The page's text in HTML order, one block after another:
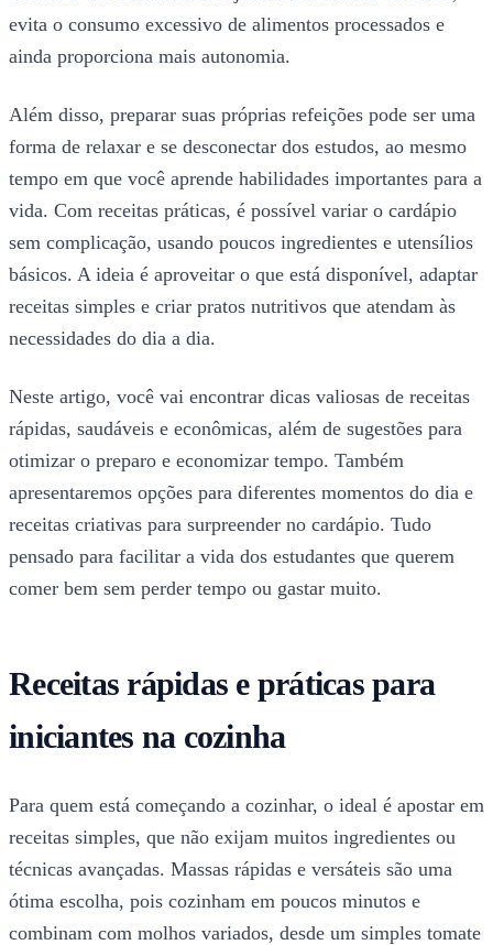
evita o consumo excessivo de alimentos processados e
ainda proporciona mais autonomia.
Além disso, preparar suas próprias refeições pode ser uma
forma de relaxar e se desconectar dos estudos, ao mesmo
tempo em que você aprende habilidades importantes para a
vida. Com receitas práticas, é possível variar o cardápio
sem complicação, usando poucos ingredientes e utensílios
básicos. A ideia é aproveitar o que está disponível, adaptar
receitas simples e criar pratos nutritivos que atendam às
necessidades do dia a dia.
Neste artigo, você vai encontrar dicas valiosas de receitas
rápidas, saudáveis e econômicas, além de sugestões para
otimizar o preparo e economizar tempo. Também
apresentaremos opções para diferentes momentos do dia e
receitas criativas para surpreender no cardápio. Tudo
pensado para facilitar a vida dos estudantes que querem
comer bem sem perder tempo ou gastar muito.
Receitas rápidas e práticas para
iniciantes na cozinha
Para quem está começando a cozinhar, o ideal é apostar em
receitas simples, que não exijam muitos ingredientes ou
técnicas avançadas. Massas rápidas e versáteis são uma
ótima escolha, pois cozinham em poucos minutos e
combinam com molhos variados, desde um simples tomate